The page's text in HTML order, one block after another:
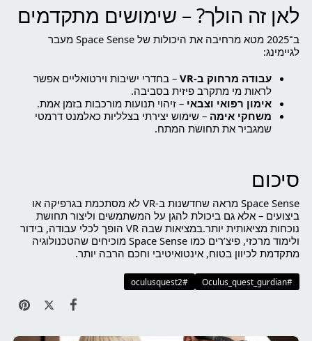
לאן זה הולך? – שימושים מתקדמים
ב־2025 מטא מרחיבה את היכולות של Space Sense מעבר
לגיימינג:
עבודה מרחוק ב-VR
– בחדרי ישיבות וירטואליים אפשר
לראות מי מתקרב פיזית בסביבה.
אימון רפואי וצבאי – זיהוי תנועות מורכבות בזמן אמת.
משחקי אימה – שימוש יצירתי בצלליות כאלמנט דרמטי
שמגביר את תחושת המתח.
סיכום
Space Sense מראה שחדשנות ב-VR לא מסתכמת בגרפיקה או
ביצועים – אלא גם ביכולת להגן על המשתמשים וליצור תחושת
נוכחות מציאותית יותר.במציאות שבה VR הופך לכלי עבודה, בידור
ולימוד מרכזי, פיצ’רים כמו Space Sense מוכיחים שהטכנולוגיה
מתקדמת לכיוון בטוח, אינטואיטיבי וחכם הרבה יותר.
#Oculus_quest_gurdian
#oculusquest2